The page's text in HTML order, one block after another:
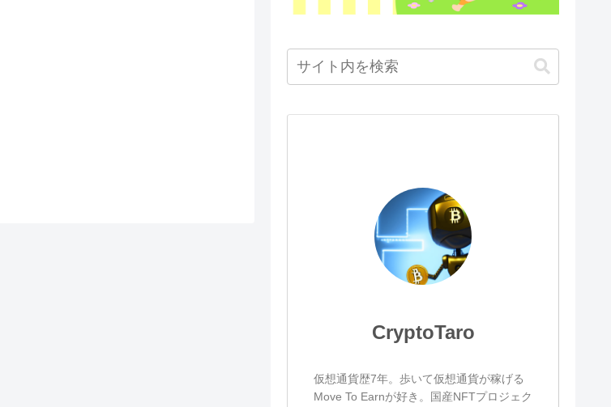
CryptoTaro
仮想通貨歴7年。歩いて仮想通貨が稼げる
Move To Earnが好き。国産NFTプロジェク